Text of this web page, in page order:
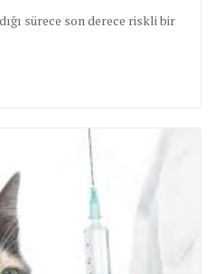
sürece son derece riskli bir